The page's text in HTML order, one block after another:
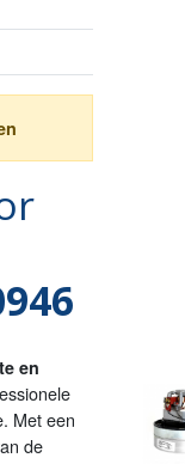
en
Met een
de